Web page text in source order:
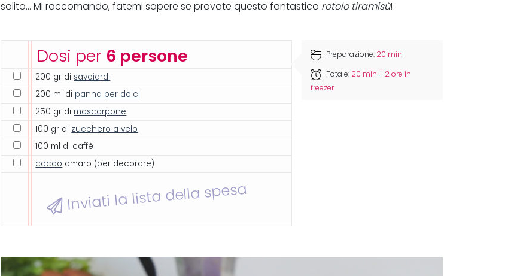
solito... Mi raccomando, fatemi sapere se provate questo fantastico rotolo tiramisù!
Dosi per 6 persone
200 gr di savoiardi
200 ml di panna per dolci
250 gr di mascarpone
100 gr di zucchero a velo
100 ml di caffè
cacao amaro (per decorare)
Inviati la lista della spesa
Preparazione: 20 min
Totale: 20 min + 2 ore in
freezer